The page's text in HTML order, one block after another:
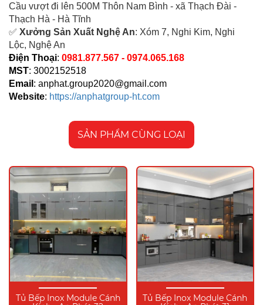
Cầu vượt đi lên 500M Thôn Nam Bình - xã Thạch Đài -
Thạch Hà - Hà Tĩnh
✅ Xưởng Sản Xuất Nghệ An: Xóm 7, Nghi Kim, Nghi
Lộc, Nghệ An
Điện Thoại: 0981.877.567 - 0974.065.168
MST: 3002152518
Email : anphat.group2020@gmail.com
Website: https://anphatgroup-ht.com
SẢN PHẨM CÙNG LOẠI
Tủ Bếp Inox Module Cánh
Tủ Bếp Inox Module Cánh